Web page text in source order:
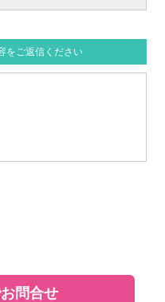
ご返信ください
問合せ